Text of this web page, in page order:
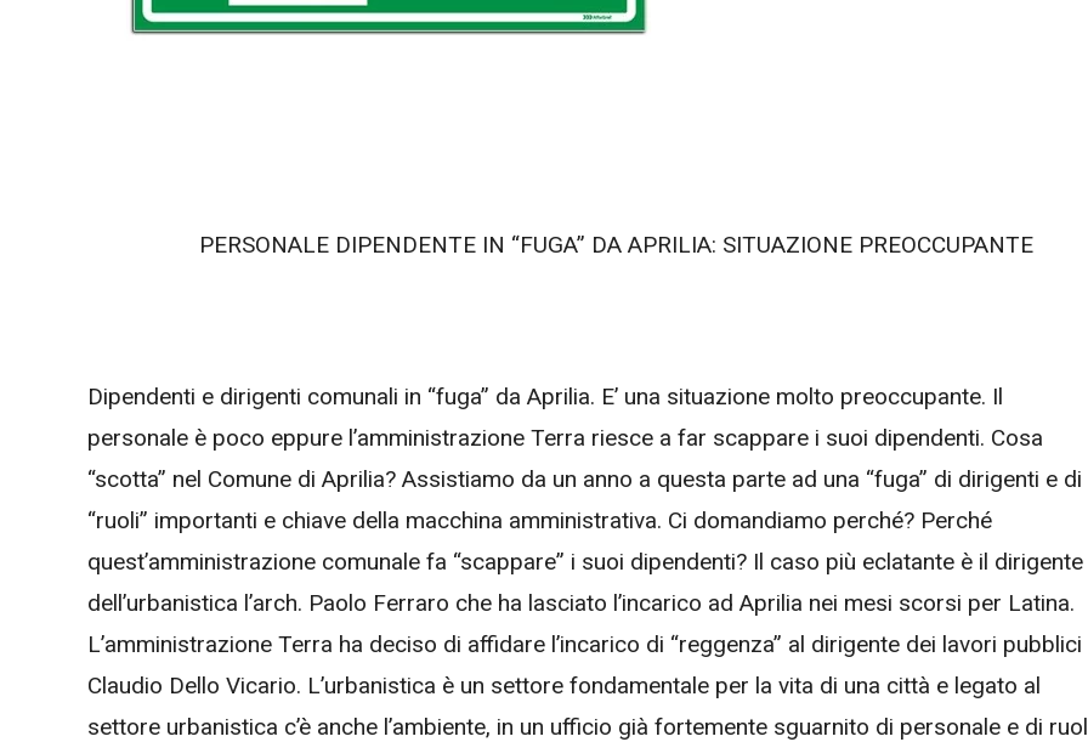
PERSONALE DIPENDENTE IN “FUGA” DA APRILIA: SITUAZIONE PREOCCUPANTE
Dipendenti e dirigenti comunali in “fuga” da Aprilia. E’ una situazione molto preoccupante. Il
personale è poco eppure l’amministrazione Terra riesce a far scappare i suoi dipendenti. Cosa
“scotta” nel Comune di Aprilia? Assistiamo da un anno a questa parte ad una “fuga” di dirigenti e di
“ruoli” importanti e chiave della macchina amministrativa. Ci domandiamo perché? Perché
quest’amministrazione comunale fa “scappare” i suoi dipendenti? Il caso più eclatante è il dirigente
dell’urbanistica l’arch. Paolo Ferraro che ha lasciato l’incarico ad Aprilia nei mesi scorsi per Latina.
L’amministrazione Terra ha deciso di affidare l’incarico di “reggenza” al dirigente dei lavori pubblici
Claudio Dello Vicario. L’urbanistica è un settore fondamentale per la vita di una città e legato al
settore urbanistica c’è anche l’ambiente, in un ufficio già fortemente sguarnito di personale e di